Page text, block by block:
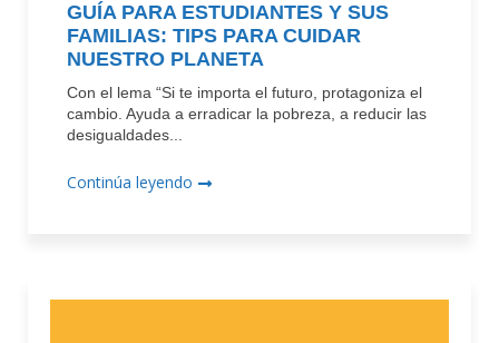
GUÍA PARA ESTUDIANTES Y SUS
FAMILIAS: TIPS PARA CUIDAR
NUESTRO PLANETA
Con el lema “Si te importa el futuro, protagoniza el
cambio. Ayuda a erradicar la pobreza, a reducir las
desigualdades...
Continúa leyendo